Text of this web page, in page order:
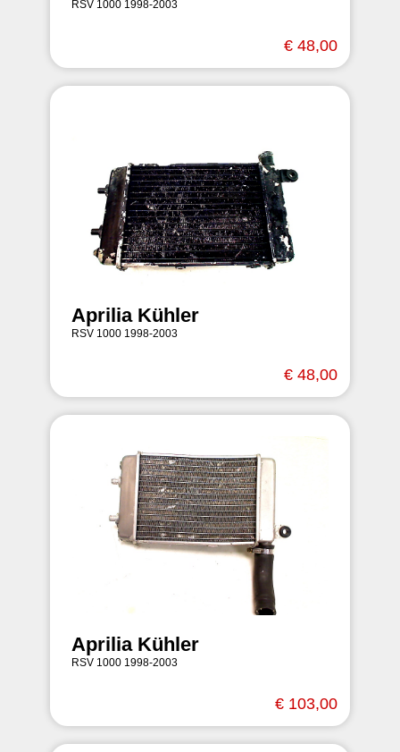
RSV 1000 1998-2003
€ 48,00
Aprilia Kühler
RSV 1000 1998-2003
€ 48,00
Aprilia Kühler
RSV 1000 1998-2003
€ 103,00